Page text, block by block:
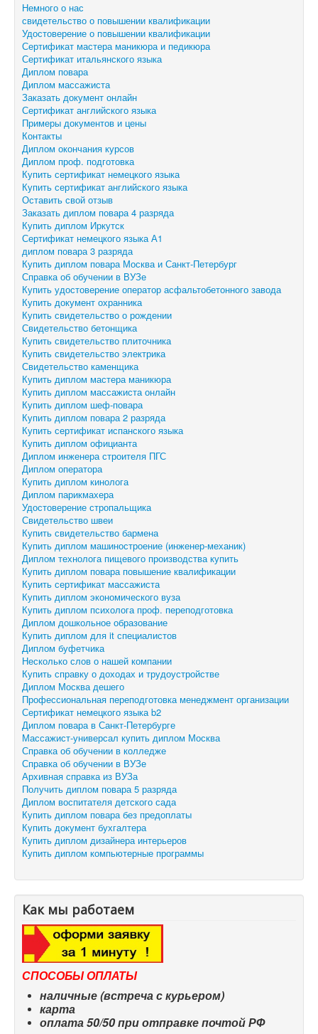
Немного о нас
свидетельство о повышении квалификации
Удостоверение о повышении квалификации
Сертификат мастера маникюра и педикюра
Сертификат итальянского языка
Диплом повара
Диплом массажиста
Заказать документ онлайн
Сертификат английского языка
Примеры документов и цены
Контакты
Диплом окончания курсов
Диплом проф. подготовка
Купить сертификат немецкого языка
Купить сертификат английского языка
Оставить свой отзыв
Заказать диплом повара 4 разряда
Купить диплом Иркутск
Сертификат немецкого языка А1
диплом повара 3 разряда
Купить диплом повара Москва и Санкт-Петербург
Справка об обучении в ВУЗе
Купить удостоверение оператор асфальтобетонного завода
Купить документ охранника
Купить свидетельство о рождении
Свидетельство бетонщика
Купить свидетельство плиточника
Купить свидетельство электрика
Свидетельство каменщика
Купить диплом мастера маникюра
Купить диплом массажиста онлайн
Купить диплом шеф-повара
Купить диплом повара 2 разряда
Купить сертификат испанского языка
Купить диплом официанта
Диплом инженера строителя ПГС
Диплом оператора
Купить диплом кинолога
Диплом парикмахера
Удостоверение стропальщика
Свидетельство швеи
Купить свидетельство бармена
Купить диплом машиностроение (инженер-механик)
Диплом технолога пищевого производства купить
Купить диплом повара повышение квалификации
Купить сертификат массажиста
Купить диплом экономического вуза
Купить диплом психолога проф. переподготовка
Диплом дошкольное образование
Купить диплом для it специалистов
Диплом буфетчика
Несколько слов о нашей компании
Купить справку о доходах и трудоустройстве
Диплом Москва дешего
Профессиональная переподготовка менеджмент организации
Сертификат немецкого языка b2
Диплом повара в Санкт-Петербурге
Массажист-универсал купить диплом Москва
Справка об обучении в колледже
Справка об обучении в ВУЗе
Архивная справка из ВУЗа
Получить диплом повара 5 разряда
Диплом воспитателя детского сада
Купить диплом повара без предоплаты
Купить документ бухгалтера
Купить диплом дизайнера интерьеров
Купить диплом компьютерные программы
Как мы работаем
СПОСОБЫ ОПЛАТЫ
наличные (встреча с курьером)
карта
оплата 50/50 при отправке почтой РФ